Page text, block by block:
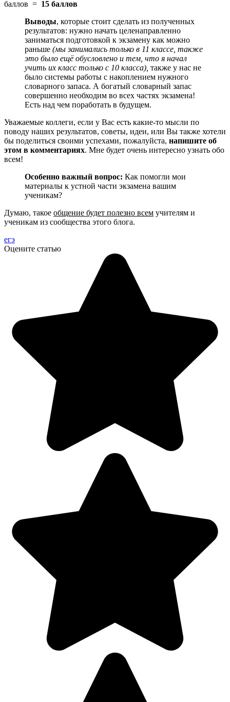
баллов = 15 баллов
Выводы, которые стоит сделать из полученных
результатов: нужно начать целенаправленно
заниматься подготовкой к экзамену как можно
раньше (мы занимались только в 11 классе, также
это было ещё обусловлено и тем, что я начал
учить их класс только с 10 класса), также у нас не
было системы работы с накоплением нужного
словарного запаса. А богатый словарный запас
совершенно необходим во всех частях экзамена!
Есть над чем поработать в будущем.
Уважаемые коллеги, если у Вас есть какие-то мысли по
поводу наших результатов, советы, идеи, или Вы также хотели
бы поделиться своими успехами, пожалуйста, напишите об
этом в комментариях. Мне будет очень интересно узнать обо
всем!
Особенно важный вопрос: Как помогли мои
материалы к устной части экзамена вашим
ученикам?
Думаю, такое общение будет полезно всем учителям и
ученикам из сообщества этого блога.
егэ
Оцените статью